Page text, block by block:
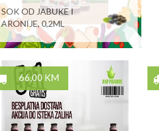
SOK OD JABUKE I
ARONIJE, 0,2ML
66,00 KM